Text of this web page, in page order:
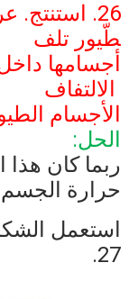
26.
طّيور تلف
أجسامها
الالتفاف
الأجسام
الحل:
ربما كان
حرارة
استعمل
27.